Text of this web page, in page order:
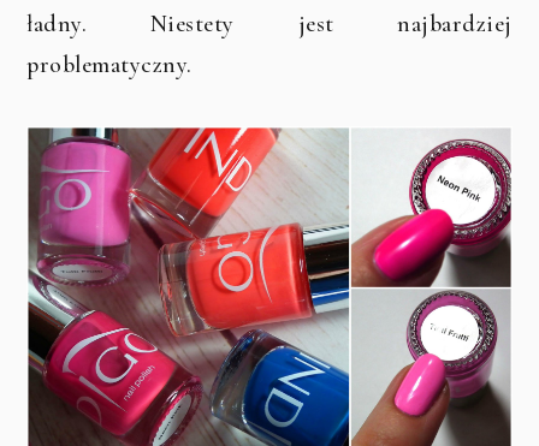
ładny. Niestety jest najbardziej
problematyczny.